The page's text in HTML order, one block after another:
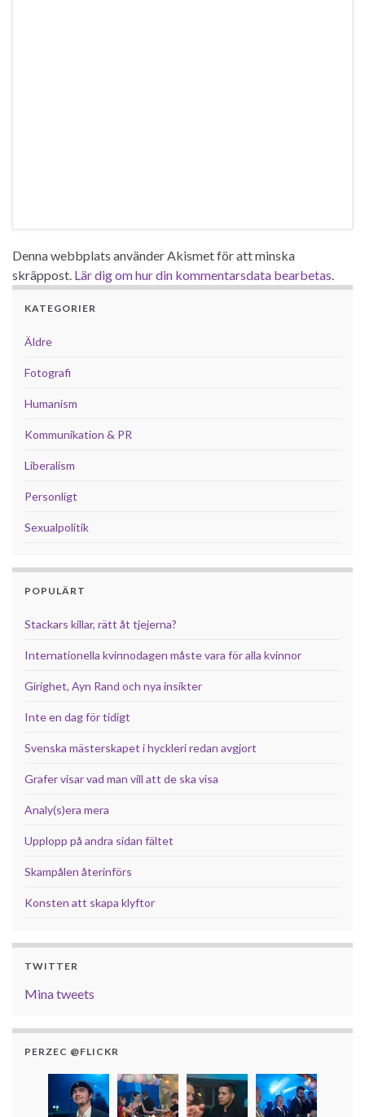
Denna webbplats använder Akismet för att minska
skräppost. Lär dig om hur din kommentarsdata bearbetas.
KATEGORIER
Äldre
Fotografi
Humanism
Kommunikation & PR
Liberalism
Personligt
Sexualpolitik
POPULÄRT
Stackars killar, rätt åt tjejerna?
Internationella kvinnodagen måste vara för alla kvinnor
Girighet, Ayn Rand och nya insikter
Inte en dag för tidigt
Svenska mästerskapet i hyckleri redan avgjort
Grafer visar vad man vill att de ska visa
Analy(s)era mera
Upplopp på andra sidan fältet
Skampålen återinförs
Konsten att skapa klyftor
TWITTER
Mina tweets
PERZEC @FLICKR